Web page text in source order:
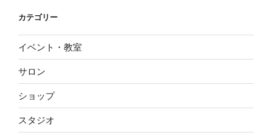
カテゴリー
イベント・教室
サロン
ショップ
スタジオ